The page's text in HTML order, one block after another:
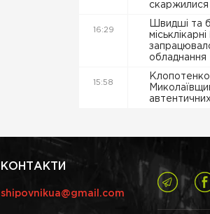
скаржилися
16:29
Швидші та
обладнання
15:58
Клопотенко
КОНТАКТИ
shipovnikua@gmail.com